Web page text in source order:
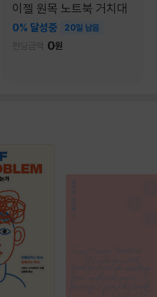
이젤 원목 노트북 거치대
0% 달성중 20일 남음
펀딩금액 0원